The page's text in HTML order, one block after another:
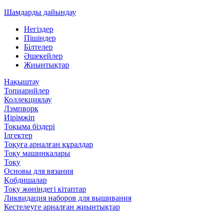
Шамдарды дайындау
Негіздер
Пішіндер
Білтелер
Әшекейлер
Жиынтықтар
Нақыштау
Топиарийлер
Коллекциялау
Лэмпворк
Иірімжіп
Тоқыма біздері
Ілгектер
Тоқуға арналған құралдар
Тоқу машинкалары
Тоқу
Основы для вязания
Қобдишалар
Тоқу жөніндегі кітаптар
Ликвидация наборов для вышивания
Кестелеуге арналған жиынтықтар